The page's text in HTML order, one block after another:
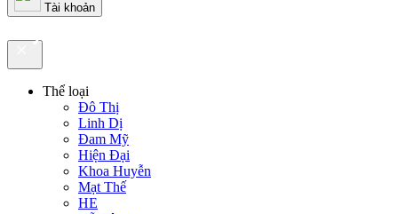
Tài khoản
truyenfullz.com
Thể loại
Đô Thị
Linh Dị
Đam Mỹ
Hiện Đại
Khoa Huyễn
Mạt Thế
HE